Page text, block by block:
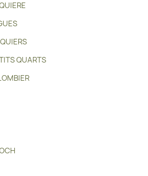
QUARTS